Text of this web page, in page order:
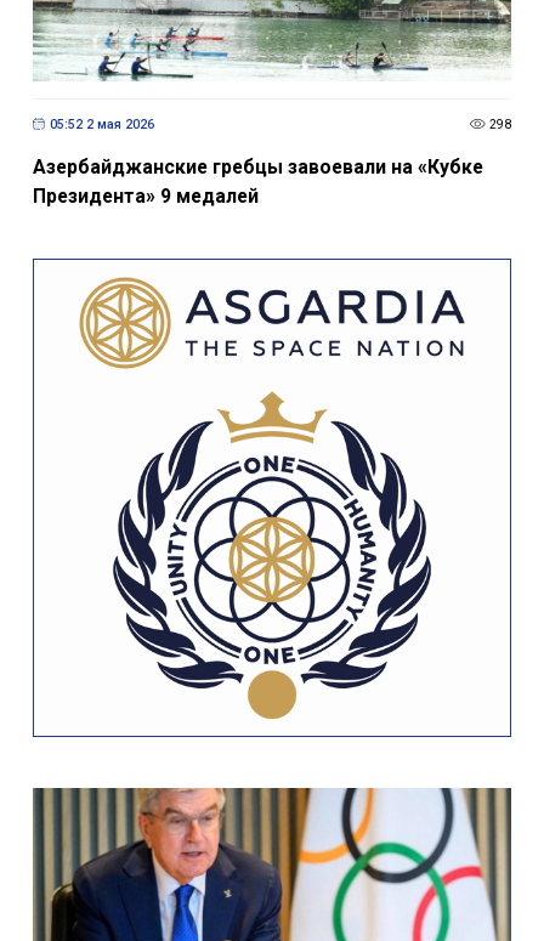
05:52 2 мая 2026 298
Азербайджанские гребцы завоевали на «Кубке
Президента» 9 медалей